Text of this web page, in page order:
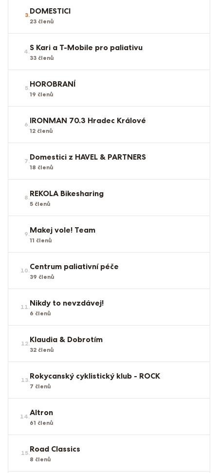
3.DOMESTICI
23 členů
4.S Kari a T-Mobile pro paliativu
33 členů
5.HOROBRANÍ
19 členů
6.IRONMAN 70.3 Hradec Králové
12 členů
7.Domestici z HAVEL & PARTNERS
18 členů
8.REKOLA Bikesharing
5 členů
9.Makej vole! Team
11 členů
10.Centrum paliativní péče
39 členů
11.Nikdy to nevzdávej!
6 členů
12.Klaudia & Dobrotím
32 členů
13.Rokycanský cyklistický klub - ROCK
7 členů
14.Altron
61 členů
15.Road Classics
8 členů